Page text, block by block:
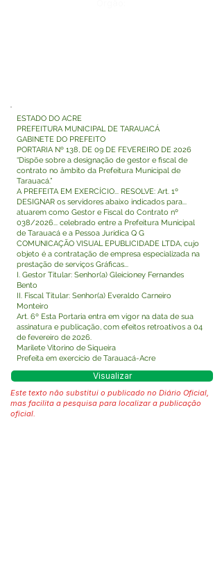
ESTADO DO ACRE
PREFEITURA MUNICIPAL DE TARAUACÁ
GABINETE DO PREFEITO
PORTARIA Nº 138, DE 09 DE FEVEREIRO DE 2026
“Dispõe sobre a designação de gestor e fiscal de
contrato no âmbito da Prefeitura Municipal de
Tarauacá.”
A PREFEITA EM EXERCÍCIO... RESOLVE: Art. 1º
DESIGNAR os servidores abaixo indicados para...
atuarem como Gestor e Fiscal do Contrato nº
038/2026... celebrado entre a Prefeitura Municipal
de Tarauacá e a Pessoa Jurídica Q G
COMUNICAÇÃO VISUAL EPUBLICIDADE LTDA, cujo
objeto é a contratação de empresa especializada na
prestação de serviços Gráficas...
I. Gestor Titular: Senhor(a) Gleicioney Fernandes
Bento
II. Fiscal Titular: Senhor(a) Everaldo Carneiro
Monteiro
Art. 6º Esta Portaria entra em vigor na data de sua
assinatura e publicação, com efeitos retroativos a 04
de fevereiro de 2026.
Marilete Vitorino de Siqueira
Prefeita em exercício de Tarauacá-Acre
Visualizar
Este texto não substitui o publicado no Diário Oficial,
mas facilita a pesquisa para localizar a publicação
oficial.